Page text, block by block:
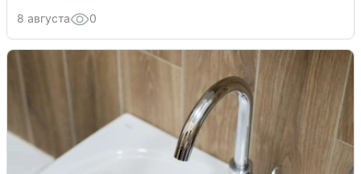
8 августа 0